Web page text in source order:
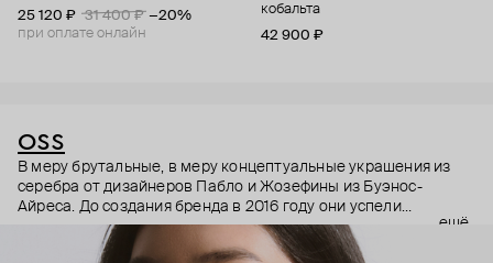
25 120 ₽
31 400 ₽ −20%
при оплате онлайн
кобальта
42 900 ₽
OSS
В меру брутальные, в меру концептуальные украшения из
серебра от дизайнеров Пабло и Жозефины из Буэнос-
Айреса. До создания бренда в 2016 году они успели
поработать и в индивидуальных проектах, связанных с
модой или дизайном, и в ресторанах.
ещё